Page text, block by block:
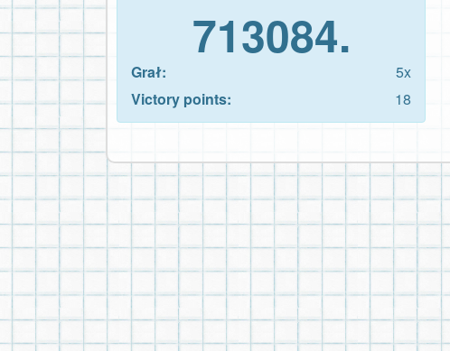
713084.
Grał:
5x
Victory points:
18